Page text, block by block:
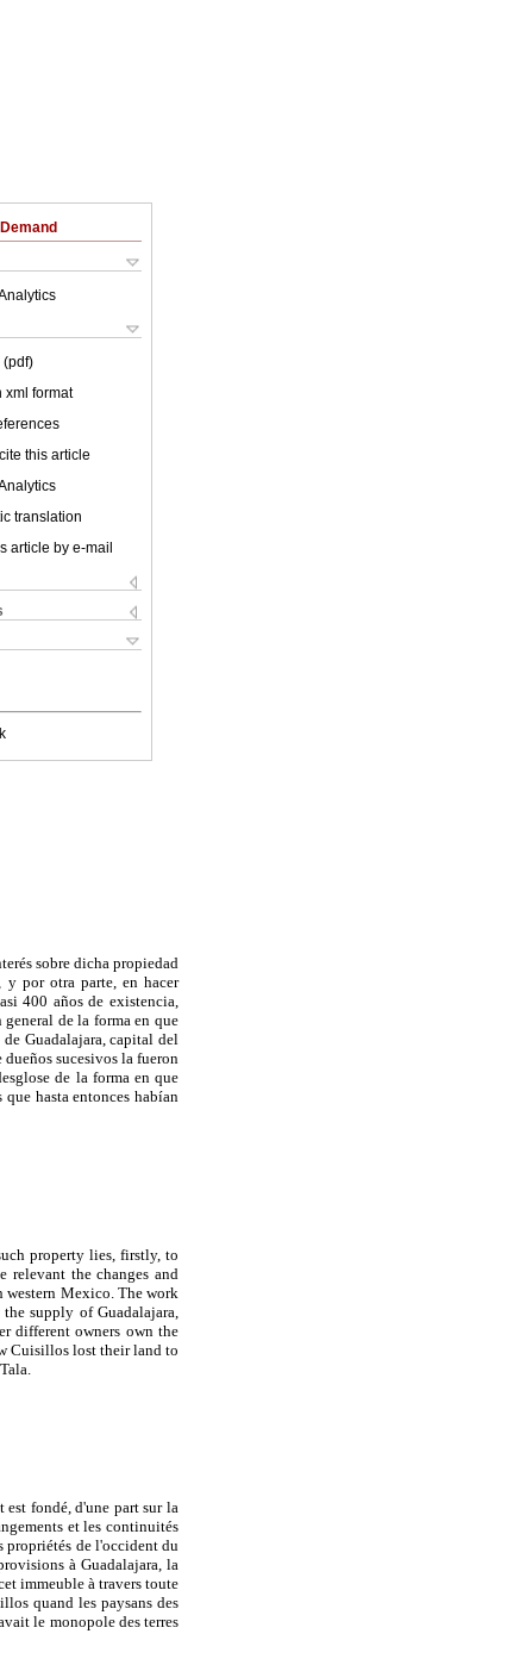
(pdf)
xml format
this article
translation
article by e-mail
sobre dicha propiedad
por otra parte, en hacer
400 años de existencia,
de la forma en que
Guadalajara, capital del
sucesivos la fueron
de la forma en que
hasta entonces habían
property lies, firstly, to
relevant the changes and
western Mexico. The work
supply of Guadalajara,
different owners own the
Cuisillos lost their land to
fondé, d'une part sur la
et les continuités
propriétés de l'occident du
à Guadalajara, la
immeuble à travers toute
quand les paysans des
le monopole des terres